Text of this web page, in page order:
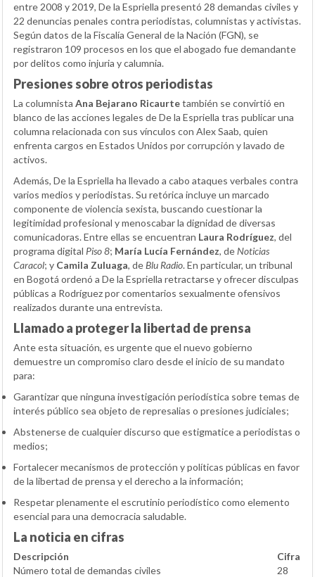
entre 2008 y 2019, De la Espriella presentó 28 demandas civiles y
22 denuncias penales contra periodistas, columnistas y activistas.
Según datos de la Fiscalía General de la Nación (FGN), se
registraron 109 procesos en los que el abogado fue demandante
por delitos como injuria y calumnia.
Presiones sobre otros periodistas
La columnista Ana Bejarano Ricaurtetambién se convirtió en
blanco de las acciones legales de De la Espriella tras publicar una
columna relacionada con sus vínculos con Alex Saab, quien
enfrenta cargos en Estados Unidos por corrupción y lavado de
activos.
Además, De la Espriella ha llevado a cabo ataques verbales contra
varios medios y periodistas. Su retórica incluye un marcado
componente de violencia sexista, buscando cuestionar la
legitimidad profesional y menoscabar la dignidad de diversas
comunicadoras. Entre ellas se encuentran Laura Rodríguez, del
programa digital Piso 8; María Lucía Fernández, deNoticias
Caracol; y Camila Zuluaga, deBlu Radio. En particular, un tribunal
en Bogotá ordenó a De la Espriella retractarse y ofrecer disculpas
públicas a Rodríguez por comentarios sexualmente ofensivos
realizados durante una entrevista.
Llamado a proteger la libertad de prensa
Ante esta situación, es urgente que el nuevo gobierno
demuestre un compromiso claro desde el inicio de su mandato
para:
Garantizar que ninguna investigación periodística sobre temas de
interés público sea objeto de represalias o presiones judiciales;
Abstenerse de cualquier discurso que estigmatice a periodistas o
medios;
Fortalecer mecanismos de protección y políticas públicas en favor
de la libertad de prensa y el derecho a la información;
Respetar plenamente el escrutinio periodístico como elemento
esencial para una democracia saludable.
La noticia en cifras
Descripción
Cifra
Número total de demandas civiles
28